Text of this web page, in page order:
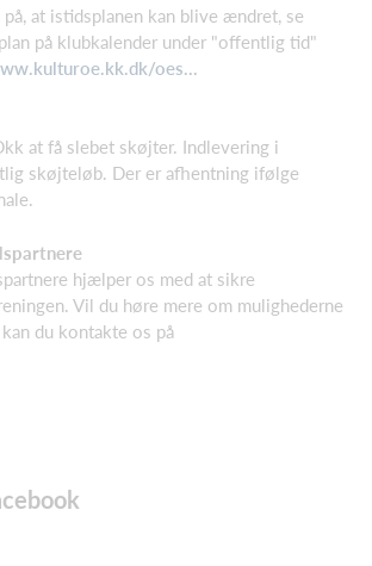
at istidsplanen kan blive ændret, se
på klubkalender under "offentlig tid"
oes...
at få slebet skøjter. Indlevering i
skøjteløb. Der er afhentning ifølge
hjælper os med at sikre
Vil du høre mere om mulighederne
du kontakte os på